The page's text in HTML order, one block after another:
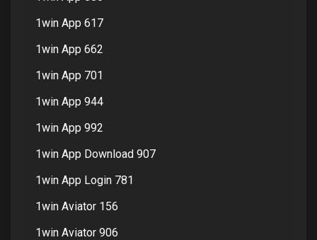
1win App 617
1win App 662
1win App 701
1win App 944
1win App 992
1win App Download 907
1win App Login 781
1win Aviator 156
1win Aviator 906